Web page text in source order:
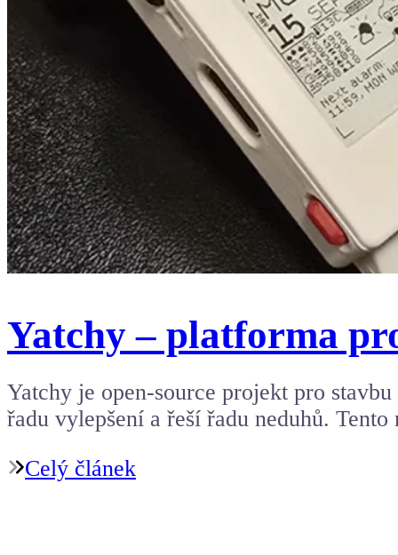
Yatchy – platforma
Yatchy je open-source projekt pro
řadu vylepšení a řeší řadu neduhů.
Celý článek